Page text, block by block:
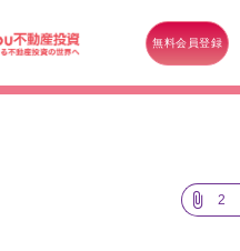
無料会員登録
ラリーマン向けに解説！
2